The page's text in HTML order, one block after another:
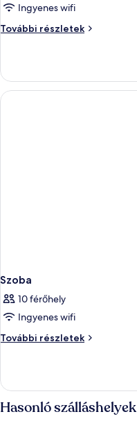
Ingyenes wifi
További részletek
Szoba
Szoba
10 férőhely
Ingyenes wifi
További részletek
Szoba
Hasonló szálláshelyek